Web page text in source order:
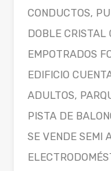
CONDUCTOS,
DOBLE CRISTAL
EMPOTRADOS
EDIFICIO
ADULTOS,
PISTA DE
SE VENDE SEMI